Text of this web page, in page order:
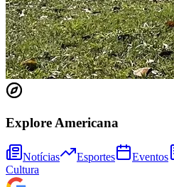
Vitória
Explore Americana
Notícias Esportes Eventos
Cultura